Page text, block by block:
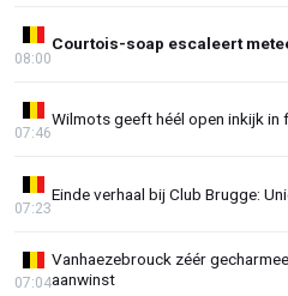
Courtois-soap escaleert
08:00
Wilmots geeft héél open inkijk in
07:46
Einde verhaal bij Club Brugge:
07:23
Vanhaezebrouck zéér
aanwinst
07:04